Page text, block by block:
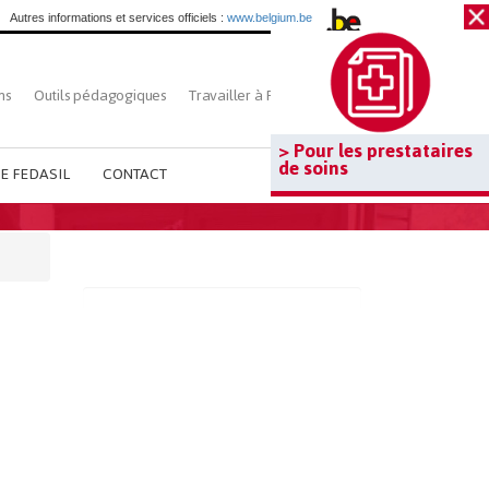
> Pour les prestataires
de soins
Autres informations et services officiels : www.belgium.be
Outils pédagogiques Travailler à Fedasil Rechercher
FEDASIL CONTACT